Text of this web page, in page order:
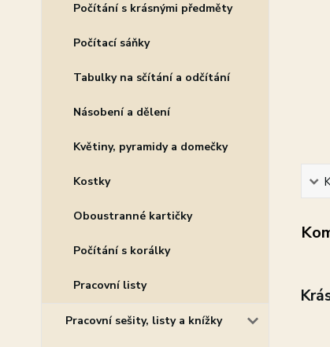
Počítání s krásnými předměty
Počítací sáňky
Tabulky na sčítání a odčítání
Násobení a dělení
Květiny, pyramidy a domečky
Kostky
Oboustranné kartičky
Počítání s korálky
Pracovní listy
Pracovní sešity, listy a knížky